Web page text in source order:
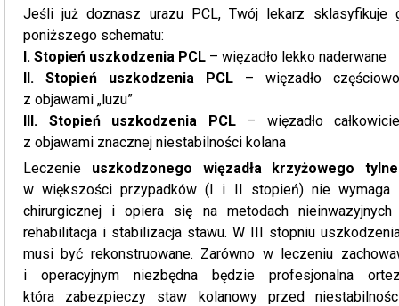
Jeśli już doznasz urazu PCL, Twój lekarz sklasyfikuje
poniższego schematu:
I. Stopień uszkodzenia PCL – więzadło lekko naderwane
II. Stopień uszkodzenia PCL – więzadło
z objawami „luzu”
III. Stopień uszkodzenia PCL– więzadło
z objawami znacznej niestabilności kolana
Leczenie uszkodzonego więzadła krzyżowego
w większości przypadków (I i II stopień) nie wymaga
chirurgicznej i opiera się na metodach
rehabilitacja i stabilizacja stawu. W III stopniu
musi być rekonstruowane. Zarówno w leczeniu
i operacyjnym niezbędna będzie profesjonalna
która zabezpieczy staw kolanowy przed